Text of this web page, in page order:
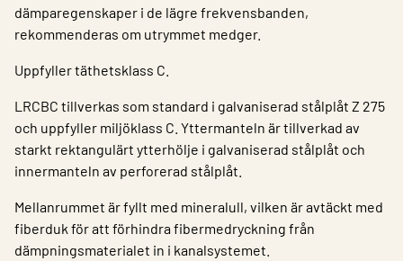
Logga in
dämparegenskaper i de lägre frekvensbanden,
rekommenderas om utrymmet medger.
Uppfyller täthetsklass C.
LRCBC tillverkas som standard i galvaniserad stålplåt Z 275
och uppfyller miljöklass C. Yttermanteln är tillverkad av
starkt rektangulärt ytterhölje i galvaniserad stålplåt och
innermanteln av perforerad stålplåt.
Mellanrummet är fyllt med mineralull, vilken är avtäckt med
fiberduk för att förhindra fibermedryckning från
dämpningsmaterialet in i kanalsystemet.